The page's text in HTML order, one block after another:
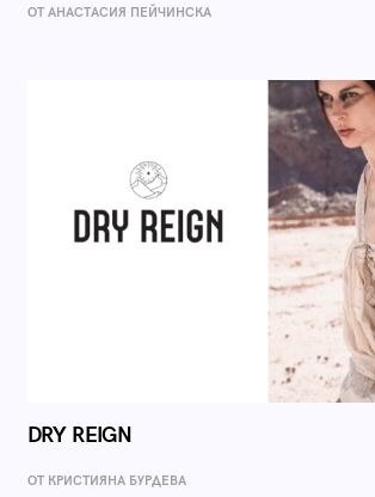
ОТ AНАСТАСИЯ ПЕЙЧИНСКА
DRY REIGN
ОТ КРИСТИЯНА БУРДЕВА